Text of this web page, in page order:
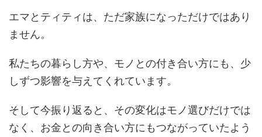
エマとティティは、ただ家族になっただけではあり
ません。
私たちの暮らし方や、モノとの付き合い方にも、少
しずつ影響を与えてくれています。
そして今振り返ると、その変化はモノ選びだけでは
なく、お金との向き合い方にもつながっていたよう